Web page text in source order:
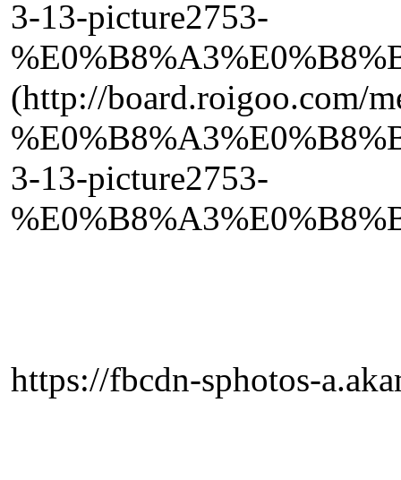
3-13-picture2753-
(http://board.roigoo.com/
3-13-picture2753-
https://fbcdn-sphotos-